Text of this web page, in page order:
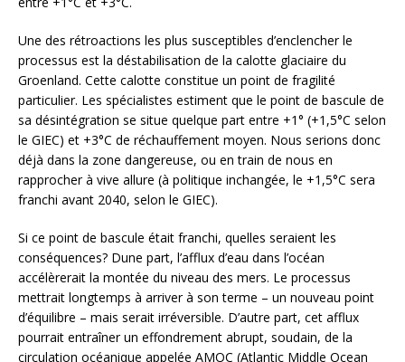
Une des rétroactions les plus susceptibles d’enclencher le
processus est la déstabilisation de la calotte glaciaire du
Groenland. Cette calotte constitue un point de fragilité
particulier. Les spécialistes estiment que le point de bascule de
sa désintégration se situe quelque part entre +1° (+1,5°C selon
le GIEC) et +3°C de réchauffement moyen. Nous serions donc
déjà dans la zone dangereuse, ou en train de nous en
rapprocher à vive allure (à politique inchangée, le +1,5°C sera
franchi avant 2040, selon le GIEC).
Si ce point de bascule était franchi, quelles seraient les
conséquences? Dune part, l’afflux d’eau dans l’océan
accélèrerait la montée du niveau des mers. Le processus
mettrait longtemps à arriver à son terme – un nouveau point
d’équilibre – mais serait irréversible. D’autre part, cet afflux
pourrait entraîner un effondrement abrupt, soudain, de la
circulation océanique appelée AMOC (Atlantic Middle Ocean